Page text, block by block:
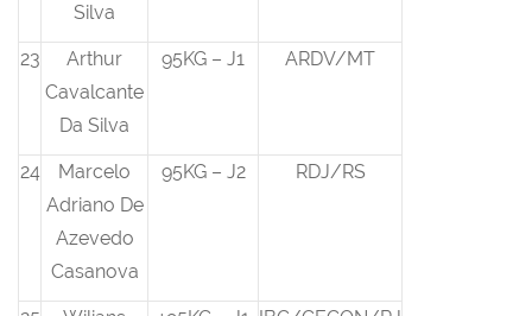
Silva
23
Arthur
Cavalcante
Da Silva
95KG – J1 ARDV/MT
24
Marcelo
Adriano De
Azevedo
Casanova
95KG – J2 RDJ/RS